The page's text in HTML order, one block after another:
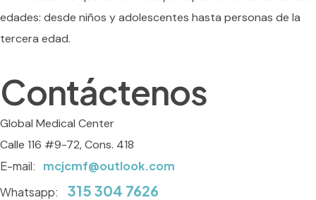
edades: desde niños y adolescentes hasta personas de la
tercera edad.
Contáctenos
Global Medical Center
Calle 116 #9-72, Cons. 418
E-mail:
mcjcmf@outlook.com
Whatsapp:
315 304 7626